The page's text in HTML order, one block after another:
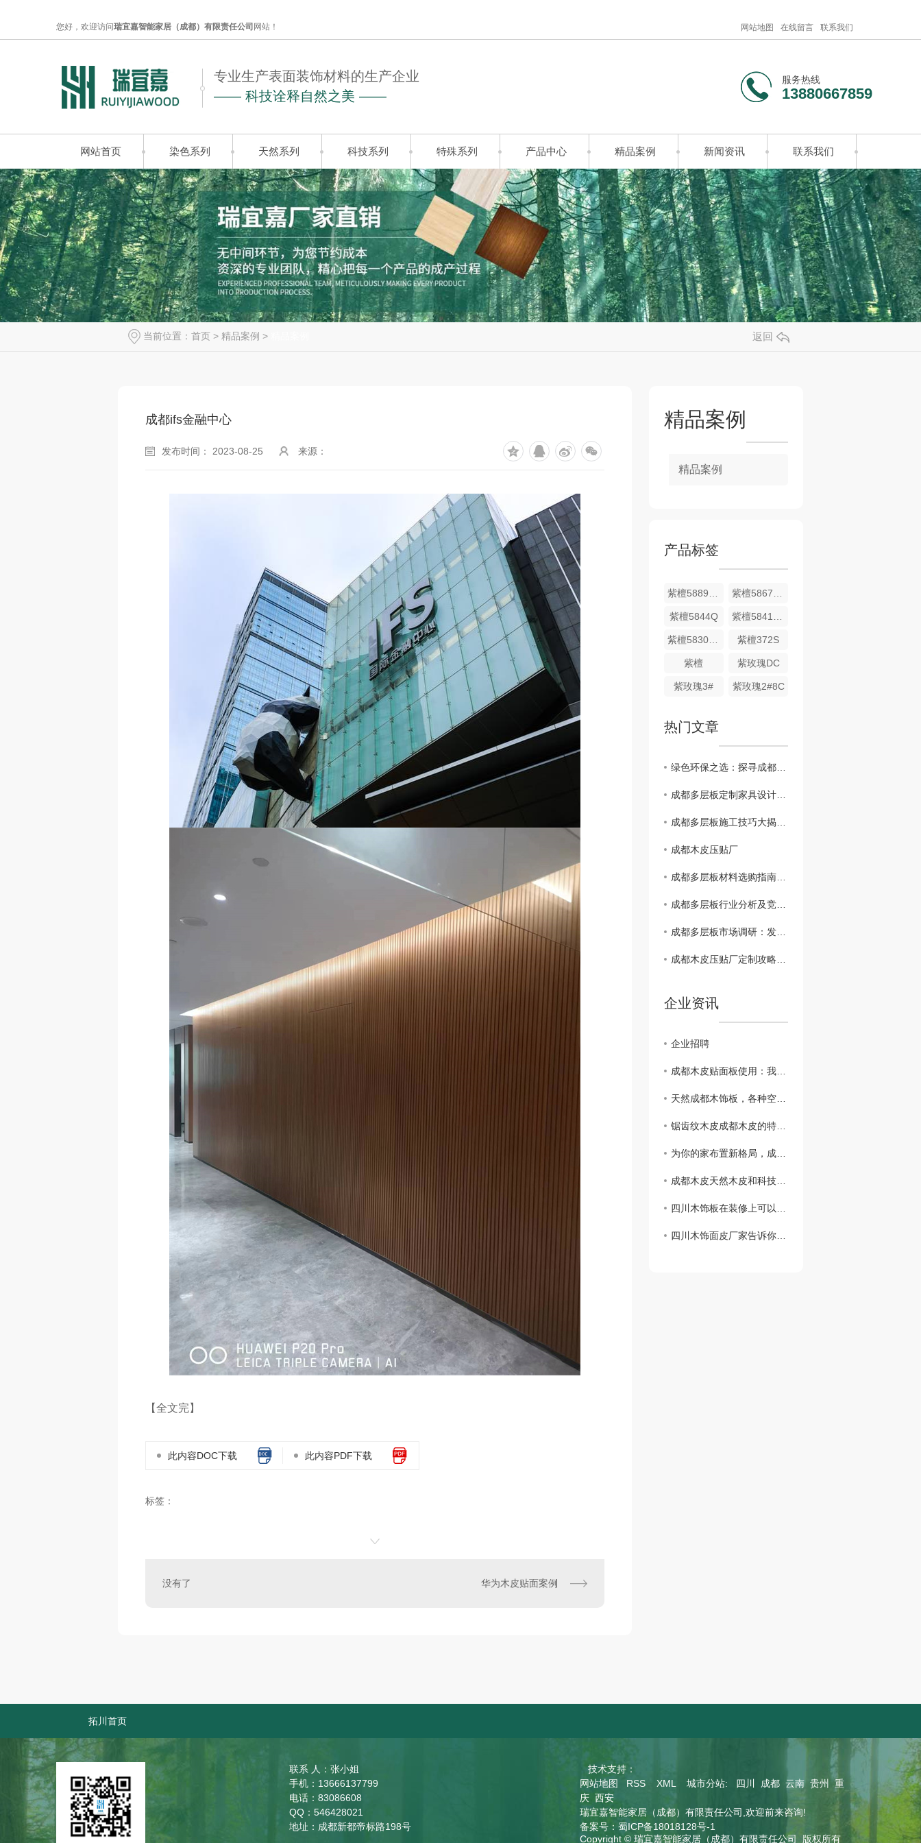
您好，欢迎访问瑞宜嘉智能家居（成都）有限责任公司 网站！ 网站地图 在线留言 联系我们
专业生产表面装饰材料的生产企业
—— 科技诠释自然之美 ——
服务热线
13880667859
网站首页 染色系列 天然系列 科技系列 特殊系列 产品中心 精品案例 新闻资讯 联系我们
当前位置： 首页 > 精品案例 > 返回
成都ifs金融中心
发布时间： 2023-08-25 来源：
【全文完】
此内容DOC下载 此内容PDF下载
标签：
没有了 华为木皮贴面案例
精品案例
精品案例
产品标签
紫檀5889DS 紫檀5867DS
紫檀5844Q 紫檀5841DS
紫檀5830DS 紫檀372S
紫檀 紫玫瑰DC
紫玫瑰3# 紫玫瑰2#8C
热门文章
绿色环保之选：探寻成都多层板的生产与应用
成都多层板定制家具设计灵感分享：打造个性空间
成都多层板施工技巧大揭秘：安装、维护、注意事项
成都木皮压贴厂
成都多层板材料选购指南：质量、价格、品牌..比较
成都多层板行业分析及竞争格局解读
成都多层板市场调研：发展现状与未来趋势
成都木皮压贴厂定制攻略：让家具焕发新生彩
企业资讯
企业招聘
成都木皮贴面板使用：我们只是大自然的搬运工。
天然成都木饰板，各种空间应用都难不倒它！
锯齿纹木皮成都木皮的特点你知道吗？
为你的家布置新格局，成都木饰板是你的不二选择
成都木皮天然木皮和科技木皮你知道怎么区分吗?
四川木饰板在装修上可以怎么用？
四川木饰面皮厂家告诉你咱们有这些类别！
拓川首页
联系 人：张小姐
手机：13666137799
电话：83086608
QQ：546428021
地址：成都新都帝标路198号
技术支持：
网站地图
RSS XML 城市分站: 四川 成都 云南 贵州
重
庆 西安
瑞宜嘉智能家居（成都）有限责任公司,欢迎前来咨询!
备案号： 蜀ICP备18018128号-1
Copyright © 瑞宜嘉智能家居（成都）有限责任公司 版权所有